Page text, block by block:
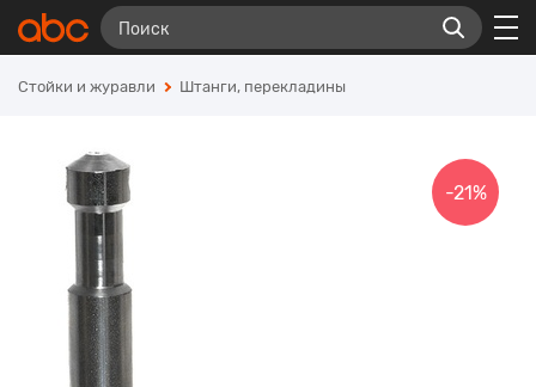
Стойки и журавли Штанги, перекладины
-21%